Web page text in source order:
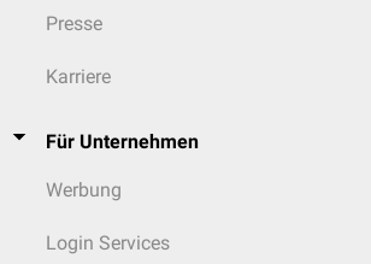
Presse
Karriere
Für Unternehmen
Werbung
Login Services